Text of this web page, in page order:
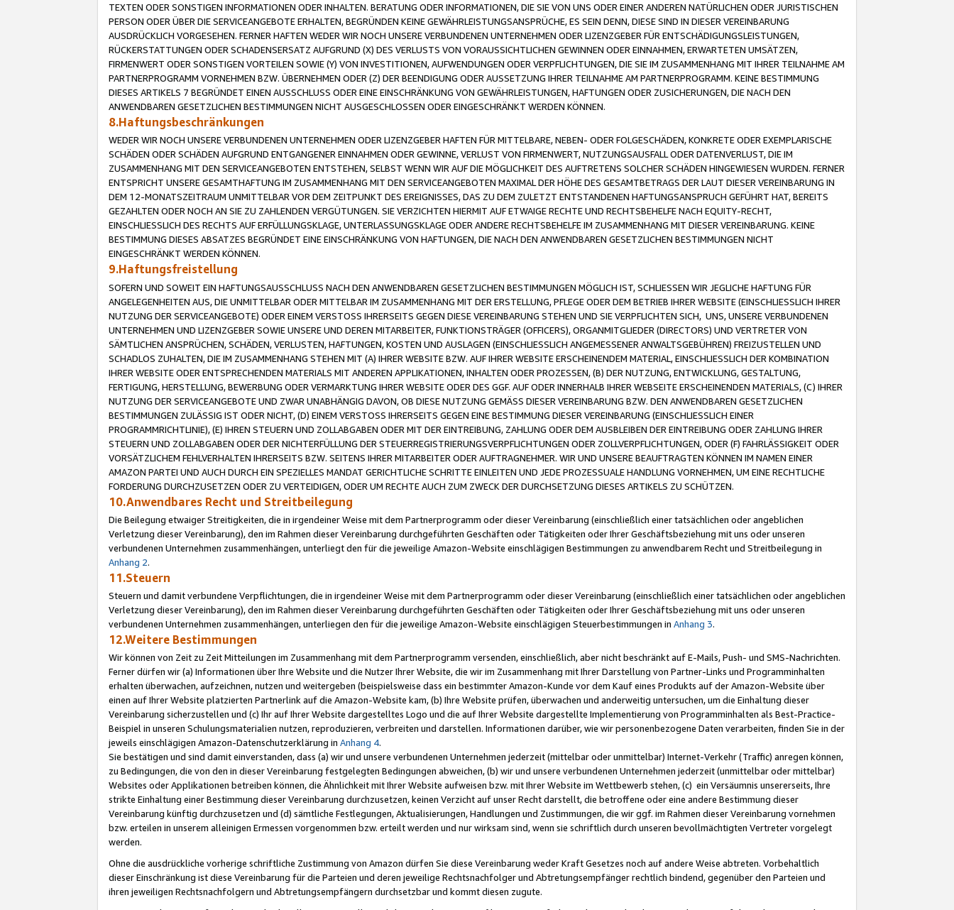
TEXTEN ODER SONSTIGEN INFORMATIONEN ODER INHALTEN. BERATUNG ODER INFORMATIONEN, DIE SIE VON UNS ODER EINER ANDEREN NATÜRLICHEN ODER JURISTISCHEN
PERSON ODER ÜBER DIE SERVICEANGEBOTE ERHALTEN, BEGRÜNDEN KEINE GEWÄHRLEISTUNGSANSPRÜCHE, ES SEIN DENN, DIESE SIND IN DIESER VEREINBARUNG
AUSDRÜCKLICH VORGESEHEN. FERNER HAFTEN WEDER WIR NOCH UNSERE VERBUNDENEN UNTERNEHMEN ODER LIZENZGEBER FÜR ENTSCHÄDIGUNGSLEISTUNGEN,
RÜCKERSTATTUNGEN ODER SCHADENSERSATZ AUFGRUND (X) DES VERLUSTS VON VORAUSSICHTLICHEN GEWINNEN ODER EINNAHMEN, ERWARTETEN UMSÄTZEN,
FIRMENWERT ODER SONSTIGEN VORTEILEN SOWIE (Y) VON INVESTITIONEN, AUFWENDUNGEN ODER VERPFLICHTUNGEN, DIE SIE IM ZUSAMMENHANG MIT IHRER TEILNAHME AM
PARTNERPROGRAMM VORNEHMEN BZW. ÜBERNEHMEN ODER (Z) DER BEENDIGUNG ODER AUSSETZUNG IHRER TEILNAHME AM PARTNERPROGRAMM. KEINE BESTIMMUNG
DIESES ARTIKELS 7 BEGRÜNDET EINEN AUSSCHLUSS ODER EINE EINSCHRÄNKUNG VON GEWÄHRLEISTUNGEN, HAFTUNGEN ODER ZUSICHERUNGEN, DIE NACH DEN
ANWENDBAREN GESETZLICHEN BESTIMMUNGEN NICHT AUSGESCHLOSSEN ODER EINGESCHRÄNKT WERDEN KÖNNEN.
8.Haftungsbeschränkungen
WEDER WIR NOCH UNSERE VERBUNDENEN UNTERNEHMEN ODER LIZENZGEBER HAFTEN FÜR MITTELBARE, NEBEN- ODER FOLGESCHÄDEN, KONKRETE ODER EXEMPLARISCHE
SCHÄDEN ODER SCHÄDEN AUFGRUND ENTGANGENER EINNAHMEN ODER GEWINNE, VERLUST VON FIRMENWERT, NUTZUNGSAUSFALL ODER DATENVERLUST, DIE IM
ZUSAMMENHANG MIT DEN SERVICEANGEBOTEN ENTSTEHEN, SELBST WENN WIR AUF DIE MÖGLICHKEIT DES AUFTRETENS SOLCHER SCHÄDEN HINGEWIESEN WURDEN. FERNER
ENTSPRICHT UNSERE GESAMTHAFTUNG IM ZUSAMMENHANG MIT DEN SERVICEANGEBOTEN MAXIMAL DER HÖHE DES GESAMTBETRAGS DER LAUT DIESER VEREINBARUNG IN
DEM 12-MONATSZEITRAUM UNMITTELBAR VOR DEM ZEITPUNKT DES EREIGNISSES, DAS ZU DEM ZULETZT ENTSTANDENEN HAFTUNGSANSPRUCH GEFÜHRT HAT, BEREITS
GEZAHLTEN ODER NOCH AN SIE ZU ZAHLENDEN VERGÜTUNGEN. SIE VERZICHTEN HIERMIT AUF ETWAIGE RECHTE UND RECHTSBEHELFE NACH EQUITY-RECHT,
EINSCHLIESSLICH DES RECHTS AUF ERFÜLLUNGSKLAGE, UNTERLASSUNGSKLAGE ODER ANDERE RECHTSBEHELFE IM ZUSAMMENHANG MIT DIESER VEREINBARUNG. KEINE
BESTIMMUNG DIESES ABSATZES BEGRÜNDET EINE EINSCHRÄNKUNG VON HAFTUNGEN, DIE NACH DEN ANWENDBAREN GESETZLICHEN BESTIMMUNGEN NICHT
EINGESCHRÄNKT WERDEN KÖNNEN.
9.Haftungsfreistellung
SOFERN UND SOWEIT EIN HAFTUNGSAUSSCHLUSS NACH DEN ANWENDBAREN GESETZLICHEN BESTIMMUNGEN MÖGLICH IST, SCHLIESSEN WIR JEGLICHE HAFTUNG FÜR
ANGELEGENHEITEN AUS, DIE UNMITTELBAR ODER MITTELBAR IM ZUSAMMENHANG MIT DER ERSTELLUNG, PFLEGE ODER DEM BETRIEB IHRER WEBSITE (EINSCHLIESSLICH IHRER
NUTZUNG DER SERVICEANGEBOTE) ODER EINEM VERSTOSS IHRERSEITS GEGEN DIESE VEREINBARUNG STEHEN UND SIE VERPFLICHTEN SICH, UNS, UNSERE VERBUNDENEN
UNTERNEHMEN UND LIZENZGEBER SOWIE UNSERE UND DEREN MITARBEITER, FUNKTIONSTRÄGER (OFFICERS), ORGANMITGLIEDER (DIRECTORS) UND VERTRETER VON
SÄMTLICHEN ANSPRÜCHEN, SCHÄDEN, VERLUSTEN, HAFTUNGEN, KOSTEN UND AUSLAGEN (EINSCHLIESSLICH ANGEMESSENER ANWALTSGEBÜHREN) FREIZUSTELLEN UND
SCHADLOS ZUHALTEN, DIE IM ZUSAMMENHANG STEHEN MIT (A) IHRER WEBSITE BZW. AUF IHRER WEBSITE ERSCHEINENDEM MATERIAL, EINSCHLIESSLICH DER KOMBINATION
IHRER WEBSITE ODER ENTSPRECHENDEN MATERIALS MIT ANDEREN APPLIKATIONEN, INHALTEN ODER PROZESSEN, (B) DER NUTZUNG, ENTWICKLUNG, GESTALTUNG,
FERTIGUNG, HERSTELLUNG, BEWERBUNG ODER VERMARKTUNG IHRER WEBSITE ODER DES GGF. AUF ODER INNERHALB IHRER WEBSEITE ERSCHEINENDEN MATERIALS, (C) IHRER
NUTZUNG DER SERVICEANGEBOTE UND ZWAR UNABHÄNGIG DAVON, OB DIESE NUTZUNG GEMÄSS DIESER VEREINBARUNG BZW. DEN ANWENDBAREN GESETZLICHEN
BESTIMMUNGEN ZULÄSSIG IST ODER NICHT, (D) EINEM VERSTOSS IHRERSEITS GEGEN EINE BESTIMMUNG DIESER VEREINBARUNG (EINSCHLIESSLICH EINER
PROGRAMMRICHTLINIE), (E) IHREN STEUERN UND ZOLLABGABEN ODER MIT DER EINTREIBUNG, ZAHLUNG ODER DEM AUSBLEIBEN DER EINTREIBUNG ODER ZAHLUNG IHRER
STEUERN UND ZOLLABGABEN ODER DER NICHTERFÜLLUNG DER STEUERREGISTRIERUNGSVERPFLICHTUNGEN ODER ZOLLVERPFLICHTUNGEN, ODER (F) FAHRLÄSSIGKEIT ODER
VORSÄTZLICHEM FEHLVERHALTEN IHRERSEITS BZW. SEITENS IHRER MITARBEITER ODER AUFTRAGNEHMER. WIR UND UNSERE BEAUFTRAGTEN KÖNNEN IM NAMEN EINER
AMAZON PARTEI UND AUCH DURCH EIN SPEZIELLES MANDAT GERICHTLICHE SCHRITTE EINLEITEN UND JEDE PROZESSUALE HANDLUNG VORNEHMEN, UM EINE RECHTLICHE
FORDERUNG DURCHZUSETZEN ODER ZU VERTEIDIGEN, ODER UM RECHTE AUCH ZUM ZWECK DER DURCHSETZUNG DIESES ARTIKELS ZU SCHÜTZEN.
10.Anwendbares Recht und Streitbeilegung
Die Beilegung etwaiger Streitigkeiten, die in irgendeiner Weise mit dem Partnerprogramm oder dieser Vereinbarung (einschließlich einer tatsächlichen oder angeblichen
Verletzung dieser Vereinbarung), den im Rahmen dieser Vereinbarung durchgeführten Geschäften oder Tätigkeiten oder Ihrer Geschäftsbeziehung mit uns oder unseren
verbundenen Unternehmen zusammenhängen, unterliegt den für die jeweilige Amazon-Website einschlägigen Bestimmungen zu anwendbarem Recht und Streitbeilegung in
Anhang 2.
11.Steuern
Steuern und damit verbundene Verpflichtungen, die in irgendeiner Weise mit dem Partnerprogramm oder dieser Vereinbarung (einschließlich einer tatsächlichen oder angeblichen
Verletzung dieser Vereinbarung), den im Rahmen dieser Vereinbarung durchgeführten Geschäften oder Tätigkeiten oder Ihrer Geschäftsbeziehung mit uns oder unseren
verbundenen Unternehmen zusammenhängen, unterliegen den für die jeweilige Amazon-Website einschlägigen Steuerbestimmungen in Anhang 3.
12.Weitere Bestimmungen
Wir können von Zeit zu Zeit Mitteilungen im Zusammenhang mit dem Partnerprogramm versenden, einschließlich, aber nicht beschränkt auf E-Mails, Push- und SMS-Nachrichten.
Ferner dürfen wir (a) Informationen über Ihre Website und die Nutzer Ihrer Website, die wir im Zusammenhang mit Ihrer Darstellung von Partner-Links und Programminhalten
erhalten überwachen, aufzeichnen, nutzen und weitergeben (beispielsweise dass ein bestimmter Amazon-Kunde vor dem Kauf eines Produkts auf der Amazon-Website über
einen auf Ihrer Website platzierten Partnerlink auf die Amazon-Website kam, (b) Ihre Website prüfen, überwachen und anderweitig untersuchen, um die Einhaltung dieser
Vereinbarung sicherzustellen und (c) Ihr auf Ihrer Website dargestelltes Logo und die auf Ihrer Website dargestellte Implementierung von Programminhalten als Best-Practice-
Beispiel in unseren Schulungsmaterialien nutzen, reproduzieren, verbreiten und darstellen. Informationen darüber, wie wir personenbezogene Daten verarbeiten, finden Sie in der
jeweils einschlägigen Amazon-Datenschutzerklärung in Anhang 4.
Sie bestätigen und sind damit einverstanden, dass (a) wir und unsere verbundenen Unternehmen jederzeit (mittelbar oder unmittelbar) Internet-Verkehr (Traffic) anregen können,
zu Bedingungen, die von den in dieser Vereinbarung festgelegten Bedingungen abweichen, (b) wir und unsere verbundenen Unternehmen jederzeit (unmittelbar oder mittelbar)
Websites oder Applikationen betreiben können, die Ähnlichkeit mit Ihrer Website aufweisen bzw. mit Ihrer Website im Wettbewerb stehen, (c) ein Versäumnis unsererseits, Ihre
strikte Einhaltung einer Bestimmung dieser Vereinbarung durchzusetzen, keinen Verzicht auf unser Recht darstellt, die betroffene oder eine andere Bestimmung dieser
Vereinbarung künftig durchzusetzen und (d) sämtliche Festlegungen, Aktualisierungen, Handlungen und Zustimmungen, die wir ggf. im Rahmen dieser Vereinbarung vornehmen
bzw. erteilen in unserem alleinigen Ermessen vorgenommen bzw. erteilt werden und nur wirksam sind, wenn sie schriftlich durch unseren bevollmächtigten Vertreter vorgelegt
werden.
Ohne die ausdrückliche vorherige schriftliche Zustimmung von Amazon dürfen Sie diese Vereinbarung weder Kraft Gesetzes noch auf andere Weise abtreten. Vorbehaltlich
dieser Einschränkung ist diese Vereinbarung für die Parteien und deren jeweilige Rechtsnachfolger und Abtretungsempfänger rechtlich bindend, gegenüber den Parteien und
ihren jeweiligen Rechtsnachfolgern und Abtretungsempfängern durchsetzbar und kommt diesen zugute.